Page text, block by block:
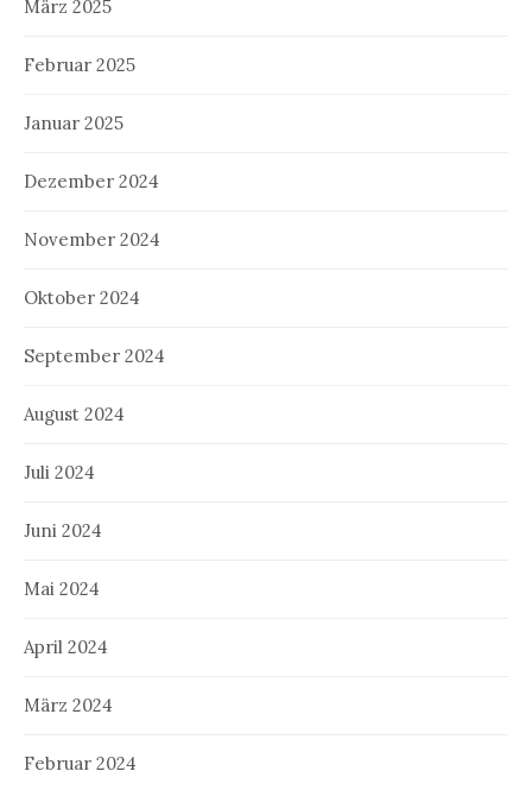
März 2025
Februar 2025
Januar 2025
Dezember 2024
November 2024
Oktober 2024
September 2024
August 2024
Juli 2024
Juni 2024
Mai 2024
April 2024
März 2024
Februar 2024